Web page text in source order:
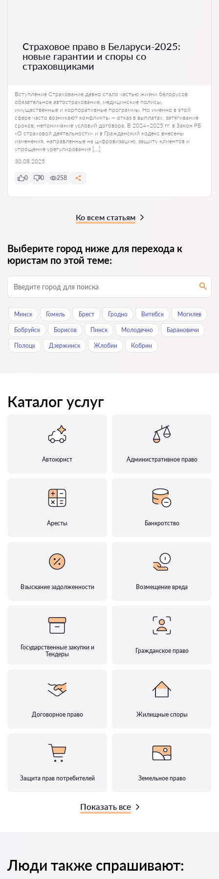
Страховое право в Беларуси-2025:
новые гарантии и споры со
страховщиками
Вступление Страхование давно стало частью жизни белорусов:
обязательное автострахование, медицинские полисы,
имущественные и корпоративные программы. Но именно в этой
сфере часто возникают конфликты — отказ в выплатах, затягивание
сроков, непонимание условий договора. В 2024–2025 гг. в Закон РБ
«О страховой деятельности» и в Гражданский кодекс внесены
изменения, направленные на цифровизацию, защиту клиентов и
упрощение урегулирования […]
30.08.2025
0 0 258
Ко всем статьям
Выберите город ниже для перехода к
юристам по этой теме:
Минск Гомель Брест Гродно Витебск Могилев
Бобруйск Борисов Пинск Молодечно Барановичи
Полоцк Дзержинск Жлобин Кобрин
Каталог услуг
Автоюрист Административное право
Аресты Банкротство
Взыскание задолженности Возмещение вреда
Государственные закупки и
Тендеры
Гражданское право
Договорное право Жилищные споры
Защита прав потребителей Земельное право
Показать все
Люди также спрашивают: